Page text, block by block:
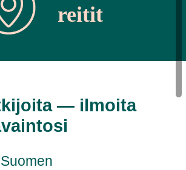
reitit
— ilmoita